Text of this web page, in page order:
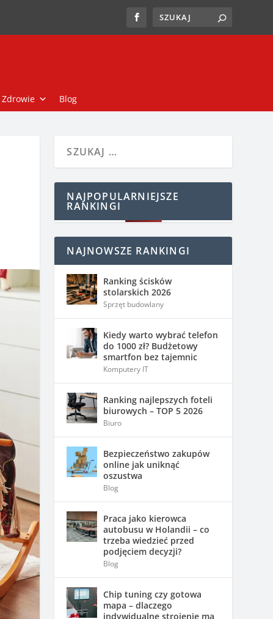
Zdrowie Blog
NAJPOPULARNIEJSZE
RANKINGI
NAJNOWSZE RANKINGI
Ranking ścisków
stolarskich 2026
Sprzęt budowlany
Kiedy warto wybrać telefon
do 1000 zł? Budżetowy
smartfon bez tajemnic
Komputery IT
Ranking najlepszych foteli
biurowych – TOP 5 2026
Biuro
Bezpieczeństwo zakupów
online jak uniknąć
oszustwa
Blog
Praca jako kierowca
autobusu w Holandii – co
trzeba wiedzieć przed
podjęciem decyzji?
Blog
Chip tuning czy gotowa
mapa – dlaczego
indywidualne strojenie ma